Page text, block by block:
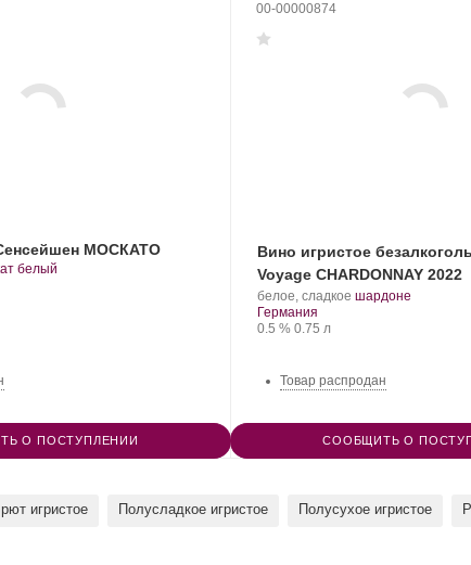
МОСКАТО
белый
О ПОСТУПЛЕНИИ
00-00000874
Вино игристое
Voyage CHARDONNAY 2022
белое, сладкое .шардоне
Регион:
Германия
Крепость
0.5 %. Объем
0.75 л
Товар распродан
СООБЩИТЬ О
игристое Полусладкое игристое Полусухое игристое